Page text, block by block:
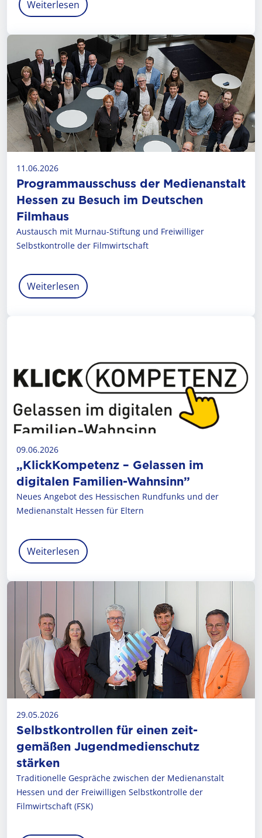
Weiterlesen
11.06.2026
Programmausschuss der Medienanstalt
Hessen zu Besuch im Deutschen
Filmhaus
Austausch mit Murnau-Stiftung und Freiwilliger
Selbstkontrolle der Filmwirtschaft
Weiterlesen
09.06.2026
„KlickKompetenz – Gelassen im
digitalen Familien-Wahnsinn”
Neues Angebot des Hessischen Rundfunks und der
Medienanstalt Hessen für Eltern
Weiterlesen
29.05.2026
Selbstkontrollen für einen zeit­
gemäßen Jugendmedienschutz
stärken
Traditionelle Gespräche zwischen der Medienanstalt
Hessen und der Freiwilligen Selbstkontrolle der
Filmwirtschaft (FSK)